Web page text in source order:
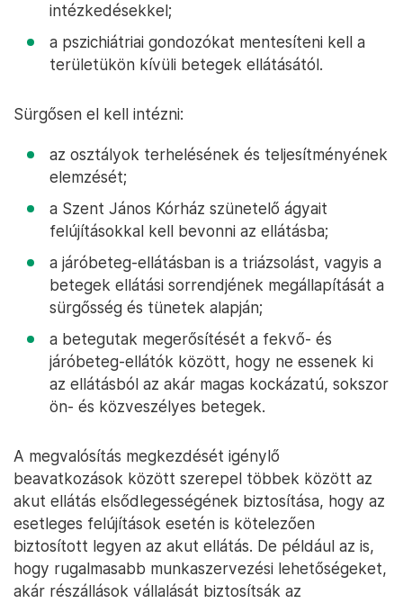
intézkedésekkel;
a pszichiátriai gondozókat mentesíteni kell a
területükön kívüli betegek ellátásától.
Sürgősen el kell intézni:
az osztályok terhelésének és teljesítményének
elemzését;
a Szent János Kórház szünetelő ágyait
felújításokkal kell bevonni az ellátásba;
a járóbeteg-ellátásban is a triázsolást, vagyis a
betegek ellátási sorrendjének megállapítását a
sürgősség és tünetek alapján;
a betegutak megerősítését a fekvő- és
járóbeteg-ellátók között, hogy ne essenek ki
az ellátásból az akár magas kockázatú, sokszor
ön- és közveszélyes betegek.
A megvalósítás megkezdését igénylő
beavatkozások között szerepel többek között az
akut ellátás elsődlegességének biztosítása, hogy az
esetleges felújítások esetén is kötelezően
biztosított legyen az akut ellátás. De például az is,
hogy rugalmasabb munkaszervezési lehetőségeket,
akár részállások vállalását biztosítsák az